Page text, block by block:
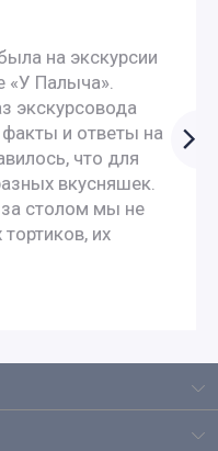
в Москве
в Москве
по Москве
на экскурсии
«У Палыча».
экскурсовода
и ответы на
что для
вкусняшек.
столом мы не
их